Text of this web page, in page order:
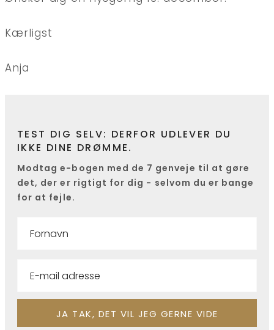
Kærligst
Anja
TEST DIG SELV: DERFOR UDLEVER DU
IKKE DINE DRØMME.
Modtag e-bogen med de 7 genveje til at gøre
det, der er rigtigt for dig - selvom du er bange
for at fejle.